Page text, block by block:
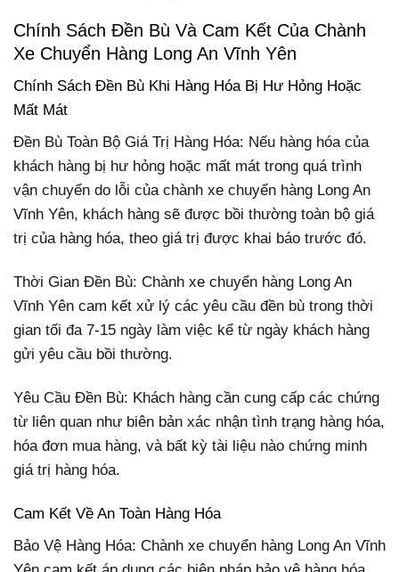
Chính Sách Đền Bù Và Cam Kết Của Chành
Xe Chuyển Hàng Long An Vĩnh Yên
Chính Sách Đền Bù Khi Hàng Hóa Bị Hư Hỏng Hoặc
Mất Mát
Đền Bù Toàn Bộ Giá Trị Hàng Hóa: Nếu hàng hóa của
khách hàng bị hư hỏng hoặc mất mát trong quá trình
vận chuyển do lỗi của chành xe chuyển hàng Long An
Vĩnh Yên, khách hàng sẽ được bồi thường toàn bộ giá
trị của hàng hóa, theo giá trị được khai báo trước đó.
Thời Gian Đền Bù: Chành xe chuyển hàng Long An
Vĩnh Yên cam kết xử lý các yêu cầu đền bù trong thời
gian tối đa 7-15 ngày làm việc kể từ ngày khách hàng
gửi yêu cầu bồi thường.
Yêu Cầu Đền Bù: Khách hàng cần cung cấp các chứng
từ liên quan như biên bản xác nhận tình trạng hàng hóa,
hóa đơn mua hàng, và bất kỳ tài liệu nào chứng minh
giá trị hàng hóa.
Cam Kết Về An Toàn Hàng Hóa
Bảo Vệ Hàng Hóa: Chành xe chuyển hàng Long An Vĩnh